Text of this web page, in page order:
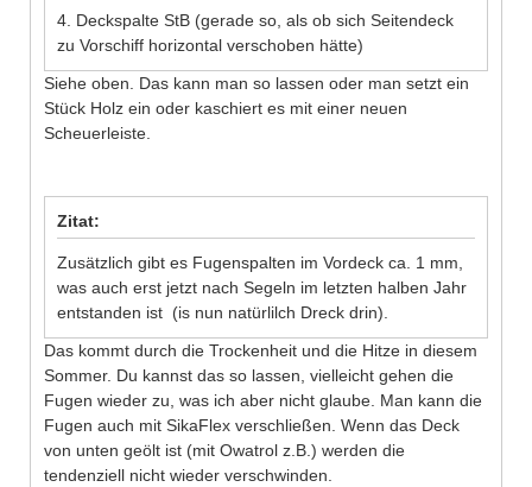
4. Deckspalte StB (gerade so, als ob sich Seitendeck
zu Vorschiff horizontal verschoben hätte)
Siehe oben. Das kann man so lassen oder man setzt ein
Stück Holz ein oder kaschiert es mit einer neuen
Scheuerleiste.
Zitat:
Zusätzlich gibt es Fugenspalten im Vordeck ca. 1 mm,
was auch erst jetzt nach Segeln im letzten halben Jahr
entstanden ist (is nun natürlilch Dreck drin).
Das kommt durch die Trockenheit und die Hitze in diesem
Sommer. Du kannst das so lassen, vielleicht gehen die
Fugen wieder zu, was ich aber nicht glaube. Man kann die
Fugen auch mit SikaFlex verschließen. Wenn das Deck
von unten geölt ist (mit Owatrol z.B.) werden die
tendenziell nicht wieder verschwinden.